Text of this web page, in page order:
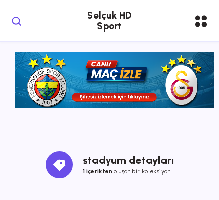
Selçuk HD
Sport
stadyum detayları
1 içeriktenoluşan bir koleksiyon